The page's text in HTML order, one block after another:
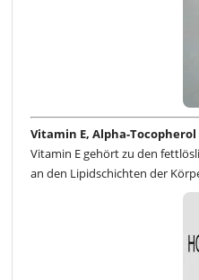
Vitamin E, Alpha-Tocopherol
Vitamin E gehört zu den
an den Lipidschichten der